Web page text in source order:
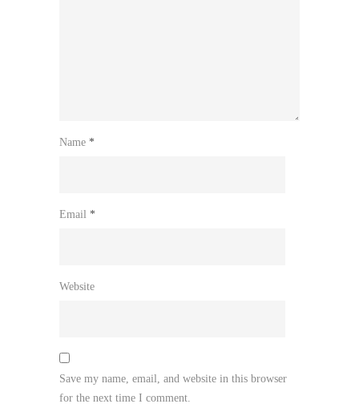
Name *
Email *
Website
Save my name, email, and website in this browser
for the next time I comment.